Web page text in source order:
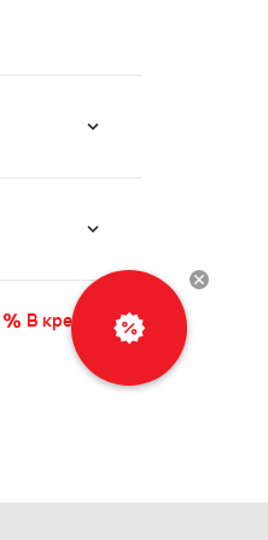
В кредитРассчитать
кредит